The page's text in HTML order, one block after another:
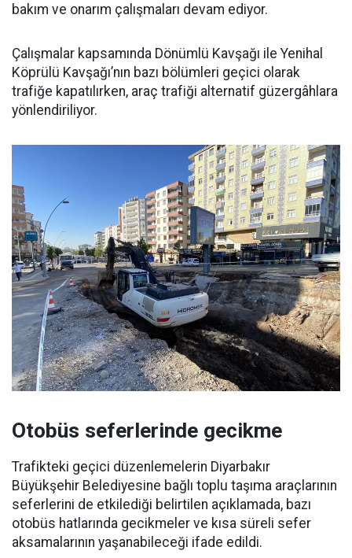
bakım ve onarım çalışmaları devam ediyor.
Çalışmalar kapsamında Dönümlü Kavşağı ile Yenihal
Köprülü Kavşağı’nın bazı bölümleri geçici olarak
trafiğe kapatılırken, araç trafiği alternatif güzergâhlara
yönlendiriliyor.
Otobüs seferlerinde gecikme
Trafikteki geçici düzenlemelerin Diyarbakır
Büyükşehir Belediyesine bağlı toplu taşıma araçlarının
seferlerini de etkilediği belirtilen açıklamada, bazı
otobüs hatlarında gecikmeler ve kısa süreli sefer
aksamalarının yaşanabileceği ifade edildi.